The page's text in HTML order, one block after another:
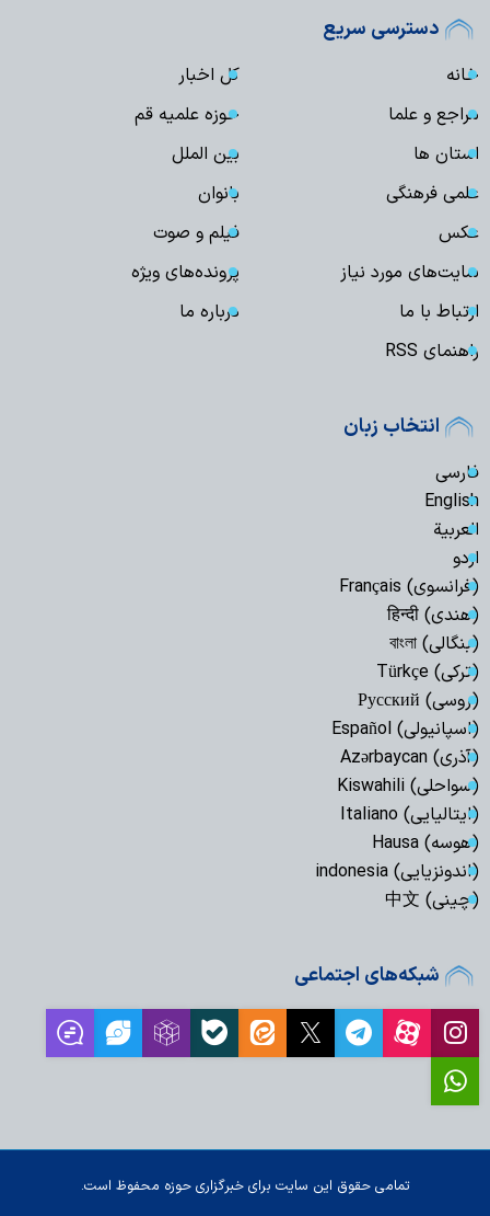
دسترسی سریع
خانه
کل اخبار
مراجع و علما
حوزه علمیه قم
استان ها
بین الملل
علمی فرهنگی
بانوان
عکس
فیلم و صوت
سایت‌های مورد نیاز
پرونده‌های ویژه
ارتباط با ما
درباره ما
راهنمای RSS
انتخاب زبان
فارسی
English
العربیة
اردو
(فرانسوی) Français
(هندی) हिन्दी
(بنگالی) বাংলা
(ترکی) Türkçe
(روسی) Русский
(اسپانیولی) Español
(آذری) Azərbaycan
(سواحلی) Kiswahili
(ایتالیایی) Italiano
(هوسه) Hausa
(اندونزیایی) indonesia
(چینی) 中文
شبکه‌های اجتماعی
تمامی حقوق این سایت برای خبرگزاری حوزه محفوظ است.